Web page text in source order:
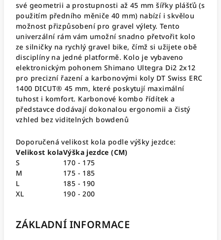
své geometrii a prostupnosti až 45 mm šířky plášťů (s
použitím předního měniče 40 mm) nabízí i skvělou
možnost přizpůsobení pro gravel výlety. Tento
univerzální rám vám umožní snadno přetvořit kolo
ze silničky na rychlý gravel bike, čímž si užijete obě
disciplíny na jedné platformě. Kolo je vybaveno
elektronickým pohonem Shimano Ultegra Di2 2x12
pro precizní řazení a karbonovými koly DT Swiss ERC
1400 DICUT® 45 mm, které poskytují maximální
tuhost i komfort. Karbonové kombo řídítek a
představce dodávají dokonalou ergonomii a čistý
vzhled bez viditelných bowdenů
Doporučená velikost kola podle výšky jezdce:
Velikost kolaVýška jezdce (CM)
S
170 - 175
M
175 - 185
L
185 - 190
XL
190 - 200
ZÁKLADNÍ INFORMACE